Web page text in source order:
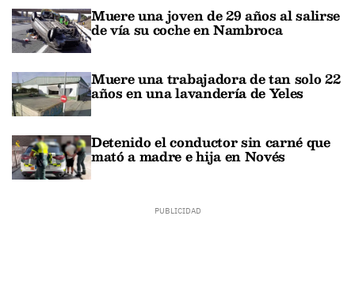
Muere una joven de 29 años al salirse
de vía su coche en Nambroca
Muere una trabajadora de tan solo 22
años en una lavandería de Yeles
Detenido el conductor sin carné que
mató a madre e hija en Novés